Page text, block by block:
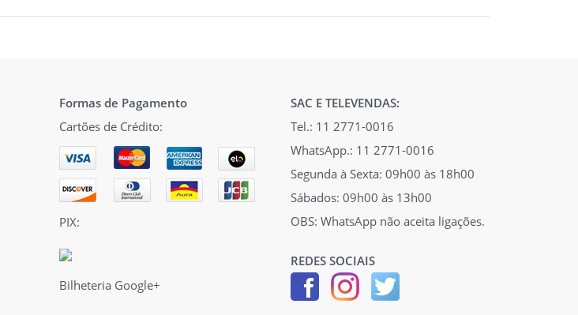
Formas de Pagamento
Cartões de Crédito:
PIX:
Bilheteria Google+
SAC E TELEVENDAS:
Tel.: 11 2771-0016
WhatsApp.: 11 2771-0016
Segunda à Sexta: 09h00 às 18h00
Sábados: 09h00 às 13h00
OBS: WhatsApp não aceita ligações.
REDES SOCIAIS